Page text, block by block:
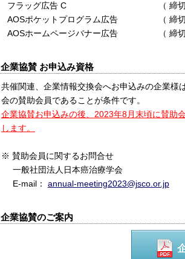
フラッグ広告 C
締
AOSポケットプログラム広告
締
AOSホームページバナー広告
締
企業協賛 お申込み資格
共催関連、企業情報交換会へお申込みの企業様
会の賛助会員であることが条件です。
企業協賛お申込みの後、2023年8月末頃に賛助
します。
※ 賛助会員に関するお問合せ
一般社団法人日本癌治療学会
E-mail： annual-meeting2023@jsco.or.jp
企業協賛のご案内